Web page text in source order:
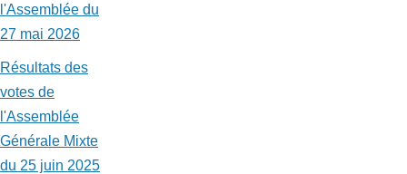
l'Assemblée du
27 mai 2026
Résultats des
votes de
l'Assemblée
Générale Mixte
du 25 juin 2025